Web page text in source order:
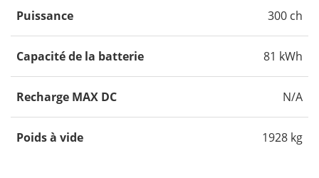
Puissance 300 ch
Capacité de la batterie 81 kWh
Recharge MAX DC N/A
Poids à vide 1928 kg